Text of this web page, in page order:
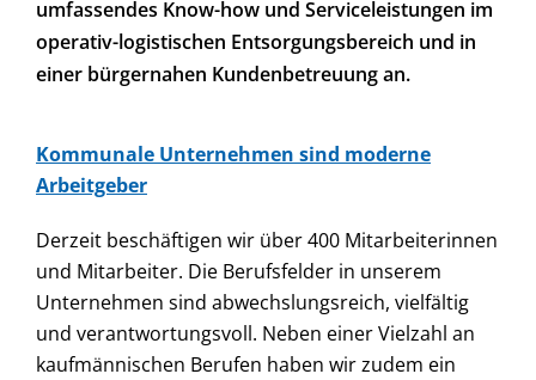
umfassendes Know-how und Serviceleistungen im
operativ-logistischen Entsorgungsbereich und in
einer bürgernahen Kundenbetreuung an.
Kommunale Unternehmen sind moderne
Arbeitgeber
Derzeit beschäftigen wir über 400 Mitarbeiterinnen
und Mitarbeiter. Die Berufsfelder in unserem
Unternehmen sind abwechslungsreich, vielfältig
und verantwortungsvoll. Neben einer Vielzahl an
kaufmännischen Berufen haben wir zudem ein